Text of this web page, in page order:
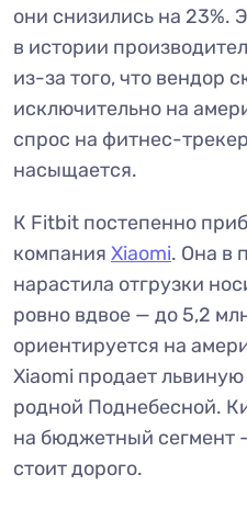
они снизились на 23%.
в истории
из-за того, что вендор
исключительно на
спрос на фитнес-
насыщается.
К Fitbit постепенно
компания Xiaomi. Она в
нарастила отгрузки
ровно вдвое — до 5,2
ориентируется на
Xiaomi продает
родной Поднебесной.
на бюджетный сегмент
стоит дорого.